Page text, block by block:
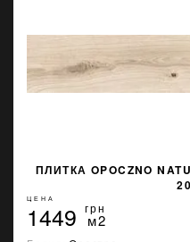
ПЛИТКА OPOCZNO
ЦЕНА
1449 грн
м2